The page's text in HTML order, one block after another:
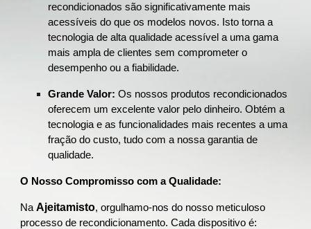
recondicionados são significativamente mais
acessíveis do que os modelos novos. Isto torna a
tecnologia de alta qualidade acessível a uma gama
mais ampla de clientes sem comprometer o
desempenho ou a fiabilidade.
Grande Valor: Os nossos produtos recondicionados
oferecem um excelente valor pelo dinheiro. Obtém a
tecnologia e as funcionalidades mais recentes a uma
fração do custo, tudo com a nossa garantia de
qualidade.
O Nosso Compromisso com a Qualidade:
NaAjeitamisto, orgulhamo-nos do nosso meticuloso
processo de recondicionamento. Cada dispositivo é: